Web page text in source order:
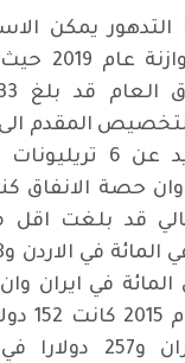
يمكن
الواردة
التخصيص المقدم
والبيئة لا يزيد
وان حصة الانفاق
و4.1 في المائة في
دولارا في ايران